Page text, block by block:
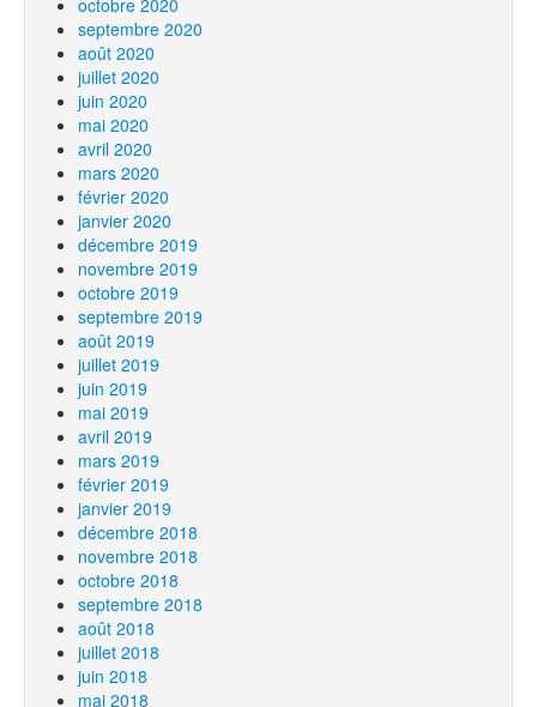
octobre 2020
septembre 2020
août 2020
juillet 2020
juin 2020
mai 2020
avril 2020
mars 2020
février 2020
janvier 2020
décembre 2019
novembre 2019
octobre 2019
septembre 2019
août 2019
juillet 2019
juin 2019
mai 2019
avril 2019
mars 2019
février 2019
janvier 2019
décembre 2018
novembre 2018
octobre 2018
septembre 2018
août 2018
juillet 2018
juin 2018
mai 2018